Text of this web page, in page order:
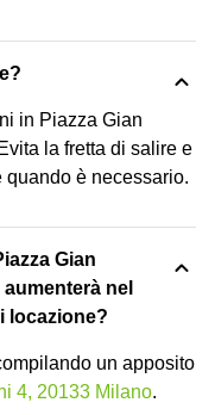
in Piazza Gian
la fretta di salire e
è necessario.
Gian
nel
locazione?
un apposito
4, 20133 Milano.